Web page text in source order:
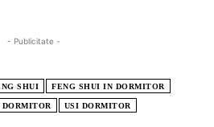
- Publicitate -
SHUI FENG SHUI IN DORMITOR
USI DORMITOR